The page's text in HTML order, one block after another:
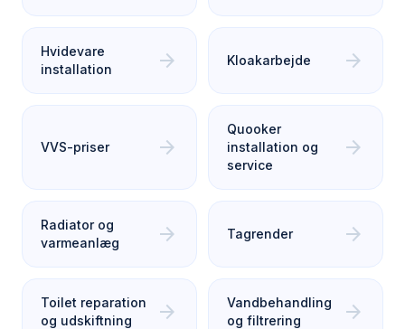
Hvidevare
installation
arrow_forward Kloakarbejde arrow_forward
VVS-priser arrow_forward
Quooker
installation og
service
arrow_forward
Radiator og
varmeanlæg
arrow_forward Tagrender arrow_forward
Toilet reparation
og udskiftning
arrow_forward
Vandbehandling
og filtrering
arrow_forward